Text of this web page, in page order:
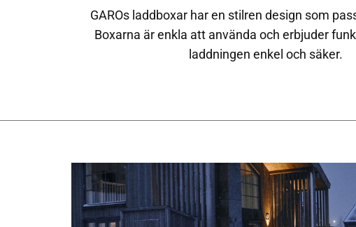
GAROs laddboxar har en stilren design som
Boxarna är enkla att använda och erbjuder
laddningen enkel och säker.